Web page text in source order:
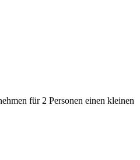
für 2 Personen einen kleinen